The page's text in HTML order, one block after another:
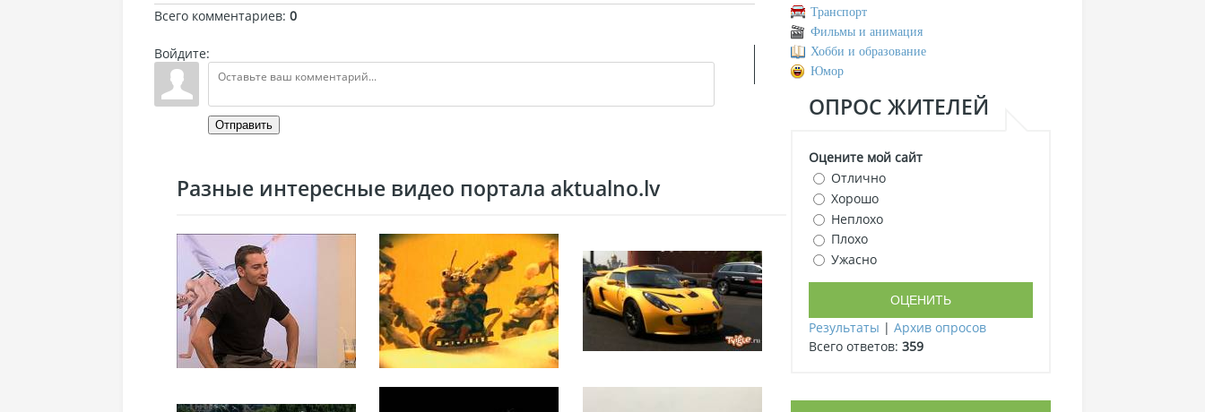
Всего комментариев: 0
Войдите:
Отправить
Разные интересные видео портала aktualno.lv
Транспорт
Фильмы и анимация
Хобби и образование
Юмор
ОПРОС ЖИТЕЛЕЙ
Оцените мой сайт
Отлично
Хорошо
Неплохо
Плохо
Ужасно
Результаты | Архив опросов
Всего ответов: 359